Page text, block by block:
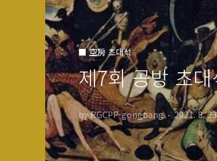
■ 空房 초대석
제7회 공방 초
by RGCPP-gongbang 2021. 8.